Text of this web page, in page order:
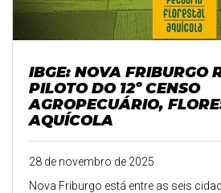
IBGE: NOVA FRIBURGO
PILOTO DO 12º CENSO
AGROPECUÁRIO,
AQUÍCOLA
28 de novembro de 2025
Nova Friburgo está entre as seis